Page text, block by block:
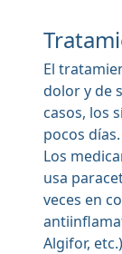
El
dolor y de
casos, los
pocos días.
Los
usa
veces en
Algifor,